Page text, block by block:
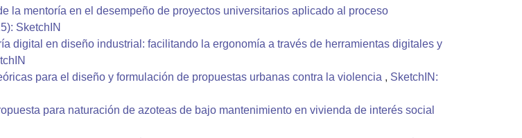
la mentoría en el desempeño de proyectos universitarios aplicado al proceso
SketchIN
digital en diseño industrial: facilitando la ergonomía a través de herramientas digitales y
para el diseño y formulación de propuestas urbanas contra la violencia , SketchIN:
para naturación de azoteas de bajo mantenimiento en vivienda de interés social